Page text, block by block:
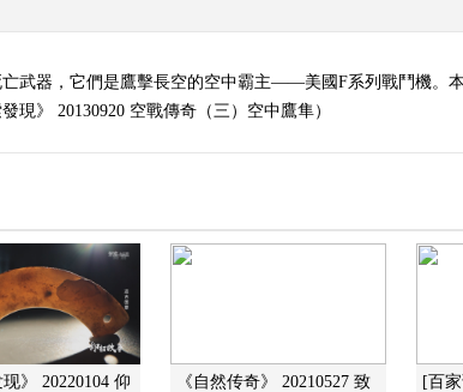
武器，它們是鷹擊長空的空中霸主——美國F系列戰鬥機。
現》 20130920 空戰傳奇（三）空中鷹隼）
现》 20220104 仰
《自然传奇》 20210527 致
[百